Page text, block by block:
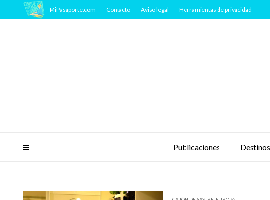
Publicaciones Destinos
MiPasaporte.com Contacto Aviso legal Herramientas de privacidad